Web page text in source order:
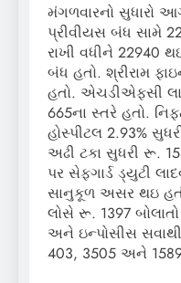
મંગળવારનો સુધારો
પ્રીવીયસ બંધ સામે
રાખી વધીને 22940
બંધ હતો. શ્રીરામ
હતો. એચડીએફસી
665ના સ્તરે હતો.
હોસ્પીટલ 2.93%
અઢી ટકા સુધરી રૂ.
પર સેફગાર્ડ ડ્યુટી
સાનુકૂળ અસર થઇ
લોસે રૂ. 1397
અને ઇન્પોસીસ
403, 3505 અને